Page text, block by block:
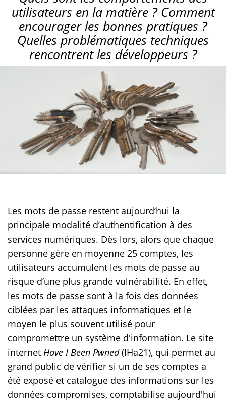
utilisateurs en la matière ? Comment
encourager les bonnes pratiques ?
Quelles problématiques techniques
rencontrent les développeurs ?
Les mots de passe restent aujourd’hui la
principale modalité d’authentification à des
services numériques. Dès lors, alors que chaque
personne gère en moyenne 25 comptes, les
utilisateurs accumulent les mots de passe au
risque d’une plus grande vulnérabilité. En effet,
les mots de passe sont à la fois des données
ciblées par les attaques informatiques et le
moyen le plus souvent utilisé pour
compromettre un système d'information. Le site
internet Have I Been Pwned(IHa21), qui permet au
grand public de vérifier si un de ses comptes a
été exposé et catalogue des informations sur les
données compromises, comptabilise aujourd'hui